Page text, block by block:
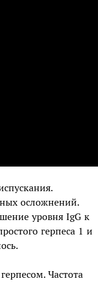
осложнений.
уровня IgG к
герпеса 1 и
Частота